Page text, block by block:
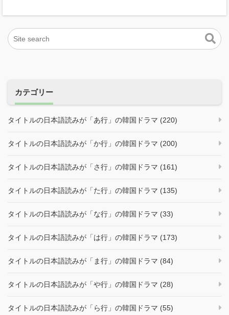
カテゴリー
タイトルの日本語読みが「あ行」の韓国ドラマ (220)
タイトルの日本語読みが「か行」の韓国ドラマ (200)
タイトルの日本語読みが「さ行」の韓国ドラマ (161)
タイトルの日本語読みが「た行」の韓国ドラマ (135)
タイトルの日本語読みが「な行」の韓国ドラマ (33)
タイトルの日本語読みが「は行」の韓国ドラマ (173)
タイトルの日本語読みが「ま行」の韓国ドラマ (84)
タイトルの日本語読みが「や行」の韓国ドラマ (28)
タイトルの日本語読みが「ら行」の韓国ドラマ (55)